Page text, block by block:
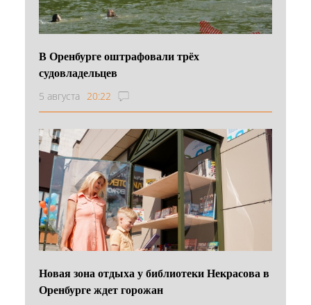
В Оренбурге оштрафовали трёх
судовладельцев
5 августа 20:22
Новая зона отдыха у библиотеки Некрасова в
Оренбурге ждет горожан